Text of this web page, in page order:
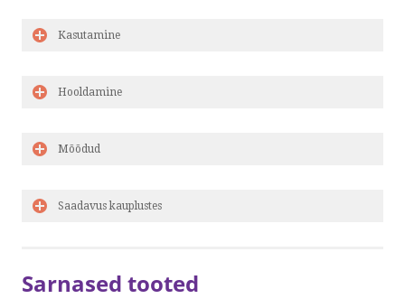
Kasutamine
Hooldamine
Mõõdud
Saadavus kauplustes
Sarnased tooted